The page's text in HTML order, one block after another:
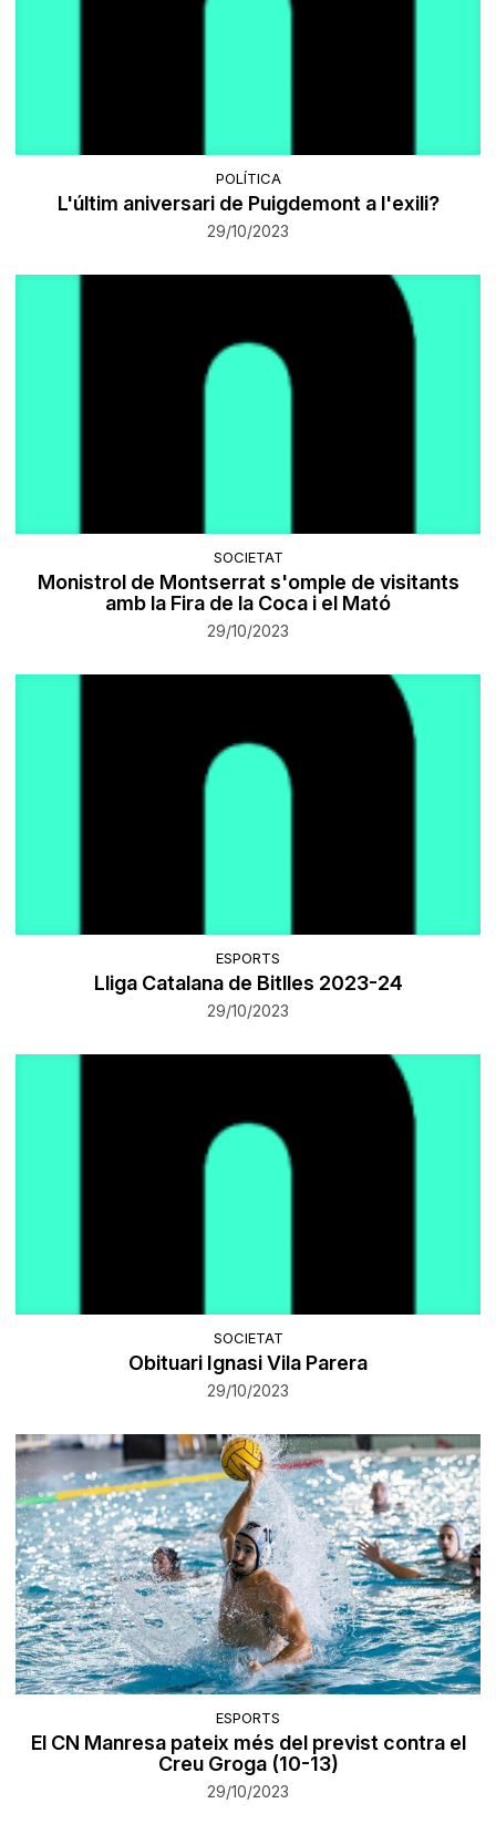
POLÍTICA
L'últim aniversari de Puigdemont a l'exili?
29/10/2023
SOCIETAT
Monistrol de Montserrat s'omple de visitants
amb la Fira de la Coca i el Mató
29/10/2023
ESPORTS
​Lliga Catalana de Bitlles 2023-24
29/10/2023
SOCIETAT
Obituari Ignasi Vila Parera
29/10/2023
ESPORTS
El CN Manresa pateix més del previst contra el
Creu Groga (10-13)
29/10/2023